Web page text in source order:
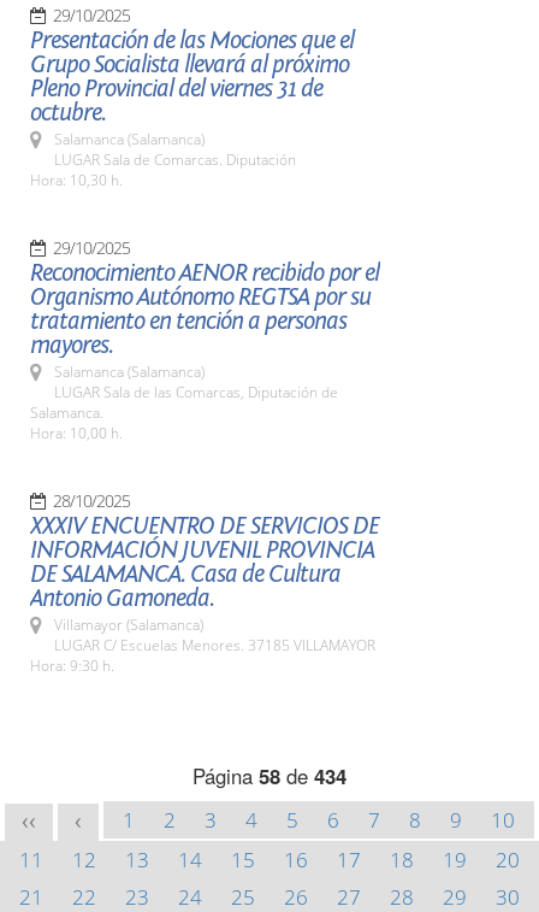
29/10/2025
Presentación de las Mociones que el
Grupo Socialista llevará al próximo
Pleno Provincial del viernes 31 de
octubre.
Salamanca (Salamanca)
LUGAR Sala de Comarcas. Diputación
Hora: 10,30 h.
29/10/2025
Reconocimiento AENOR recibido por el
Organismo Autónomo REGTSA por su
tratamiento en tención a personas
mayores.
Salamanca (Salamanca)
LUGAR Sala de las Comarcas, Diputación de
Salamanca.
Hora: 10,00 h.
28/10/2025
XXXIV ENCUENTRO DE SERVICIOS DE
INFORMACIÓN JUVENIL PROVINCIA
DE SALAMANCA. Casa de Cultura
Antonio Gamoneda.
Villamayor (Salamanca)
LUGAR C/ Escuelas Menores. 37185 VILLAMAYOR
Hora: 9:30 h.
Página 58 de 434
<< < 1 2 3 4 5 6 7 8 9
10
11
12 13 14 15 16 17 18 19
20
21
22 23 24 25 26 27 28 29
30